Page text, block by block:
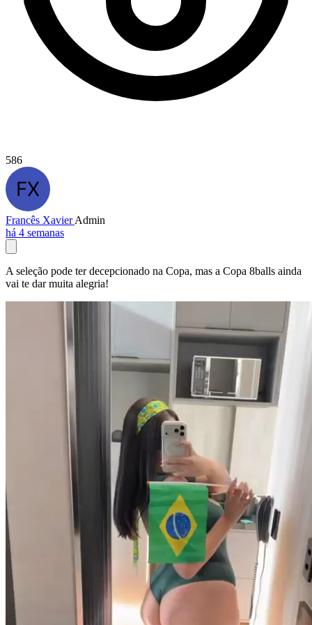
586
Francês XavierAdmin
há 4 semanas
A seleção pode ter decepcionado na Copa, mas a Copa 8balls ainda
vai te dar muita alegria!